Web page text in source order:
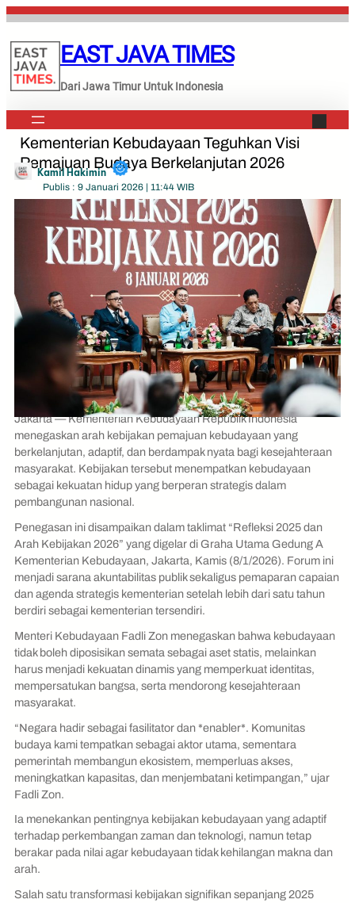
Lewati
konten
EAST JAVA TIMES
Dari Jawa Timur Untuk Indonesia
Kementerian Kebudayaan Teguhkan Visi
Pemajuan Budaya Berkelanjutan 2026
Kamil Hakimin
Publis : 9 Januari 2026 | 11:44 WIB
Jakarta — Kementerian Kebudayaan Republik Indonesia
menegaskan arah kebijakan pemajuan kebudayaan yang
berkelanjutan, adaptif, dan berdampak nyata bagi kesejahteraan
masyarakat. Kebijakan tersebut menempatkan kebudayaan
sebagai kekuatan hidup yang berperan strategis dalam
pembangunan nasional.
Penegasan ini disampaikan dalam taklimat “Refleksi 2025 dan
Arah Kebijakan 2026” yang digelar di Graha Utama Gedung A
Kementerian Kebudayaan, Jakarta, Kamis (8/1/2026). Forum ini
menjadi sarana akuntabilitas publik sekaligus pemaparan capaian
dan agenda strategis kementerian setelah lebih dari satu tahun
berdiri sebagai kementerian tersendiri.
Menteri Kebudayaan Fadli Zon menegaskan bahwa kebudayaan
tidak boleh diposisikan semata sebagai aset statis, melainkan
harus menjadi kekuatan dinamis yang memperkuat identitas,
mempersatukan bangsa, serta mendorong kesejahteraan
masyarakat.
“Negara hadir sebagai fasilitator dan *enabler*. Komunitas
budaya kami tempatkan sebagai aktor utama, sementara
pemerintah membangun ekosistem, memperluas akses,
meningkatkan kapasitas, dan menjembatani ketimpangan,” ujar
Fadli Zon.
Ia menekankan pentingnya kebijakan kebudayaan yang adaptif
terhadap perkembangan zaman dan teknologi, namun tetap
berakar pada nilai agar kebudayaan tidak kehilangan makna dan
arah.
Salah satu transformasi kebijakan signifikan sepanjang 2025